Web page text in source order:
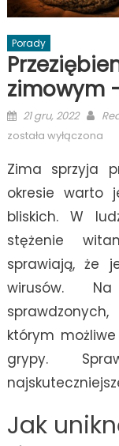
Porady
zimowym
Posted
on
21 gru, 2022
została wyłączona
Zima sprzyja
okresie warto
bliskich. W
stężenie
sprawiają, że
wirusów.
którym
grypy.
Jak